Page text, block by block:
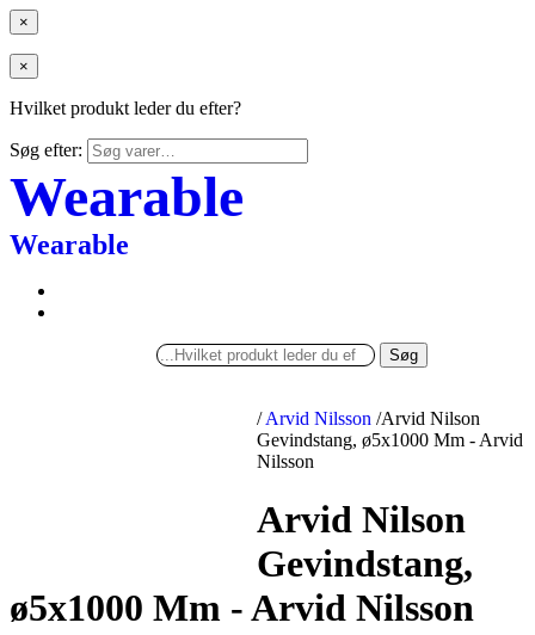
×
×
Hvilket produkt leder du efter?
Søg efter:
Wearable
Wearable
Søg
/ Arvid Nilsson /Arvid Nilson
Gevindstang, ø5x1000 Mm - Arvid
Nilsson
Arvid Nilson
Gevindstang,
ø5x1000 Mm - Arvid Nilsson